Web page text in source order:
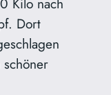
Dort